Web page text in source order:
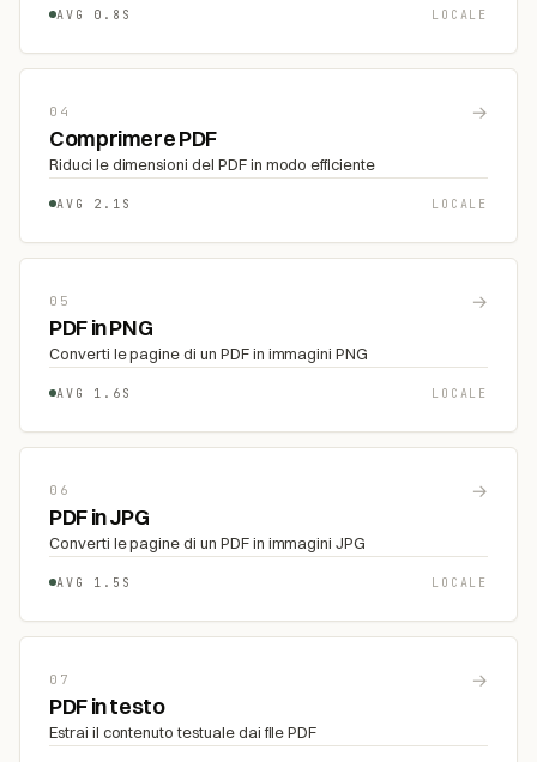
AVG 0.8S LOCALE
04 →
Comprimere PDF
Riduci le dimensioni del PDF in modo efficiente
AVG 2.1S LOCALE
05 →
PDF in PNG
Converti le pagine di un PDF in immagini PNG
AVG 1.6S LOCALE
06 →
PDF in JPG
Converti le pagine di un PDF in immagini JPG
AVG 1.5S LOCALE
07 →
PDF in testo
Estrai il contenuto testuale dai file PDF